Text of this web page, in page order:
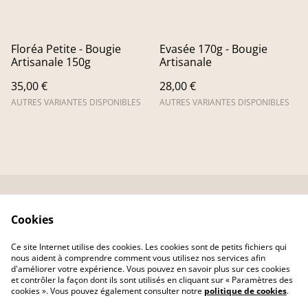
Floréa Petite - Bougie
Artisanale 150g
35,00 €
AUTRES VARIANTES DISPONIBLES
Evasée 170g - Bougie
Artisanale
28,00 €
AUTRES VARIANTES DISPONIBLES
légales
confidentialité
Politique de cookies
Cookies
Ce site Internet utilise des cookies. Les cookies sont de petits fichiers qui
nous aident à comprendre comment vous utilisez nos services afin
d'améliorer votre expérience. Vous pouvez en savoir plus sur ces cookies
et contrôler la façon dont ils sont utilisés en cliquant sur « Paramètres des
cookies ». Vous pouvez également consulter notre politique de cookies.